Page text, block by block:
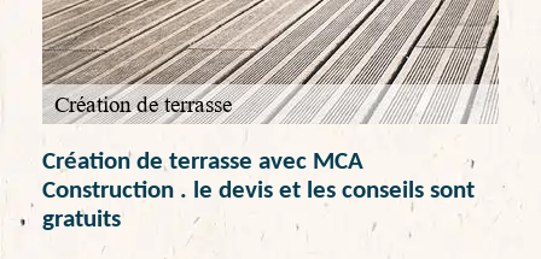
Création de terrasse avec MCA
Construction . le devis et les conseils sont
gratuits